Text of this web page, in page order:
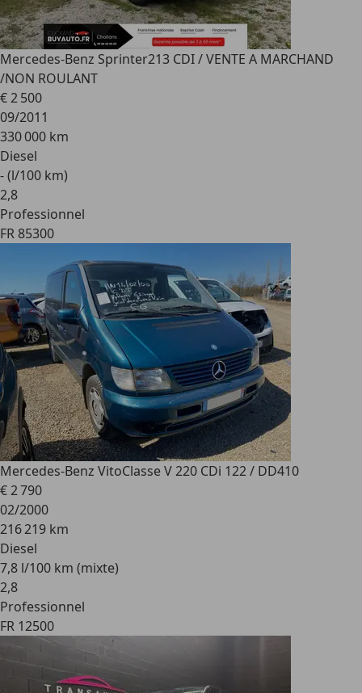
Mercedes-Benz Sprinter213 CDI / VENTE A MARCHAND
/NON ROULANT
€ 2 500
09/2011
330 000 km
Diesel
- (l/100 km)
2,8
Professionnel
FR 85300
Mercedes-Benz VitoClasse V 220 CDi 122 / DD410
€ 2 790
02/2000
216 219 km
Diesel
7,8 l/100 km (mixte)
2,8
Professionnel
FR 12500